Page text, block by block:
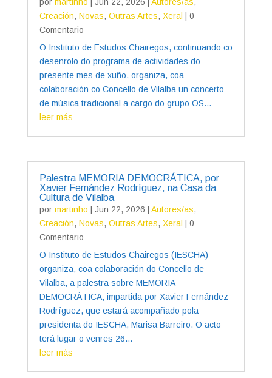
Creación, Novas, Outras Artes, Xeral
| 0
Comentario
O Instituto de Estudos Chairegos, continuando co
desenrolo do programa de actividades do
presente mes de xuño, organiza, coa
colaboración co Concello de Vilalba un concerto
de música tradicional a cargo do grupo OS...
leer más
Palestra MEMORIA DEMOCRÁTICA, por
Xavier Fernández Rodríguez, na Casa da
Cultura de Vilalba
por martinho Jun 22, 2026 Autores/as,
Creación, Novas, Outras Artes, Xeral
| 0
Comentario
O Instituto de Estudos Chairegos (IESCHA)
organiza, coa colaboración do Concello de
Vilalba, a palestra sobre MEMORIA
DEMOCRÁTICA, impartida por Xavier Fernández
Rodríguez, que estará acompañado pola
presidenta do IESCHA, Marisa Barreiro. O acto
terá lugar o venres 26...
leer más